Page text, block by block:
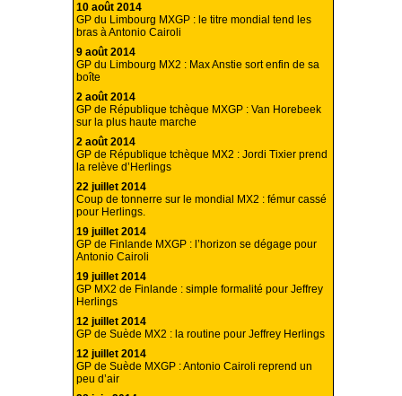
10 août 2014
GP du Limbourg MXGP : le titre mondial tend les
bras à Antonio Cairoli
9 août 2014
GP du Limbourg MX2 : Max Anstie sort enfin de sa
boîte
2 août 2014
GP de République tchèque MXGP : Van Horebeek
sur la plus haute marche
2 août 2014
GP de République tchèque MX2 : Jordi Tixier prend
la relève d’Herlings
22 juillet 2014
Coup de tonnerre sur le mondial MX2 : fémur cassé
pour Herlings.
19 juillet 2014
GP de Finlande MXGP : l’horizon se dégage pour
Antonio Cairoli
19 juillet 2014
GP MX2 de Finlande : simple formalité pour Jeffrey
Herlings
12 juillet 2014
GP de Suède MX2 : la routine pour Jeffrey Herlings
12 juillet 2014
GP de Suède MXGP : Antonio Cairoli reprend un
peu d’air